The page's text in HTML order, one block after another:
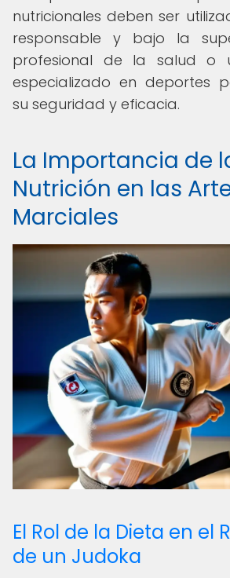
nutricionales deben ser
responsable y bajo la
profesional de la salud o
especializado en deportes
su seguridad y eficacia.
La Importancia de
Nutrición en las
Marciales
El Rol de la Dieta en el
de un Judoka